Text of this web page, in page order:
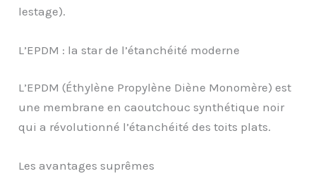
lestage).
L’EPDM : la star de l’étanchéité moderne
L’EPDM (Éthylène Propylène Diène Monomère) est
une membrane en caoutchouc synthétique noir
qui a révolutionné l’étanchéité des toits plats.
Les avantages suprêmes